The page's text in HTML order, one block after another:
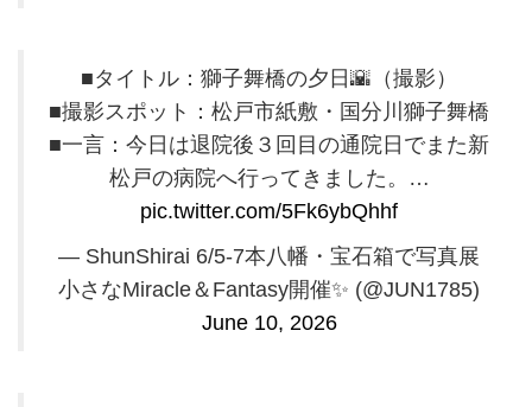
■タイトル：獅子舞橋の夕日🌇（撮影）
■撮影スポット：松戸市紙敷・国分川獅子舞橋
■一言：今日は退院後３回目の通院日でまた新
松戸の病院へ行ってきました。…
pic.twitter.com/5Fk6ybQhhf
— ShunShirai 6/5-7本八幡・宝石箱で写真展
小さなMiracle＆Fantasy開催✨️ (@JUN1785)
June 10, 2026